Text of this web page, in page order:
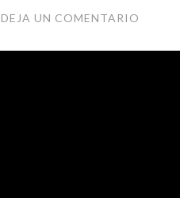
DEJA UN COMENTARIO